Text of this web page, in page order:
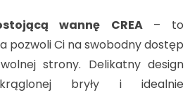
wannę CREA – to
pozwoli Ci na swobodny dostęp
strony. Delikatny design
bryły i idealnie